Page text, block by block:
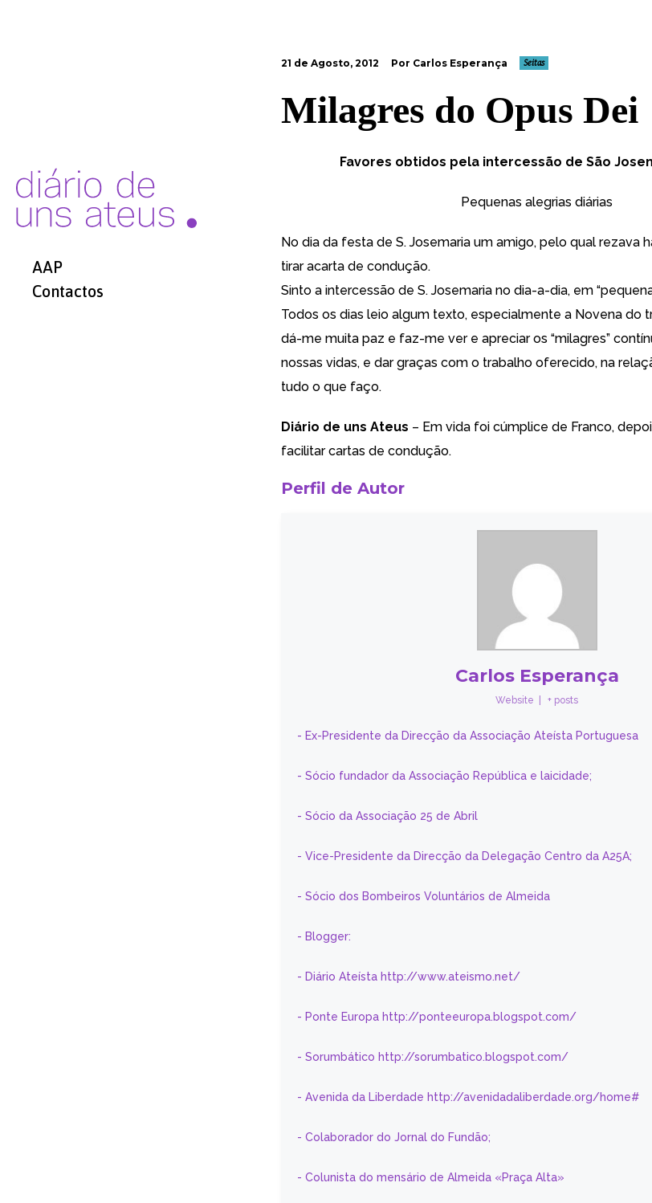
AAP
Contactos
21 de Agosto, 2012 Por Carlos Esperança Seitas
Milagres do Opus Dei
Favores obtidos pela intercessão de São
Pequenas alegrias diárias
No dia da festa de S. Josemaria um amigo, pelo qual rezava
tirar acarta de condução.
Sinto a intercessão de S. Josemaria no dia-a-dia, em
Todos os dias leio algum texto, especialmente a Novena do
dá-me muita paz e faz-me ver e apreciar os “milagres”
nossas vidas, e dar graças com o trabalho oferecido, na
tudo o que faço.
Diário de uns Ateus – Em vida foi cúmplice de Franco,
facilitar cartas de condução.
Perfil de Autor
Carlos Esperança
Website + posts
- Ex-Presidente da Direcção da Associação Ateísta Portuguesa
- Sócio fundador da Associação República e laicidade;
- Sócio da Associação 25 de Abril
- Vice-Presidente da Direcção da Delegação Centro da A25A;
- Sócio dos Bombeiros Voluntários de Almeida
- Blogger:
- Diário Ateísta http://www.ateismo.net/
- Ponte Europa http://ponteeuropa.blogspot.com/
- Sorumbático http://sorumbatico.blogspot.com/
- Avenida da Liberdade http://avenidadaliberdade.org/home#
- Colaborador do Jornal do Fundão;
- Colunista do mensário de Almeida «Praça Alta»